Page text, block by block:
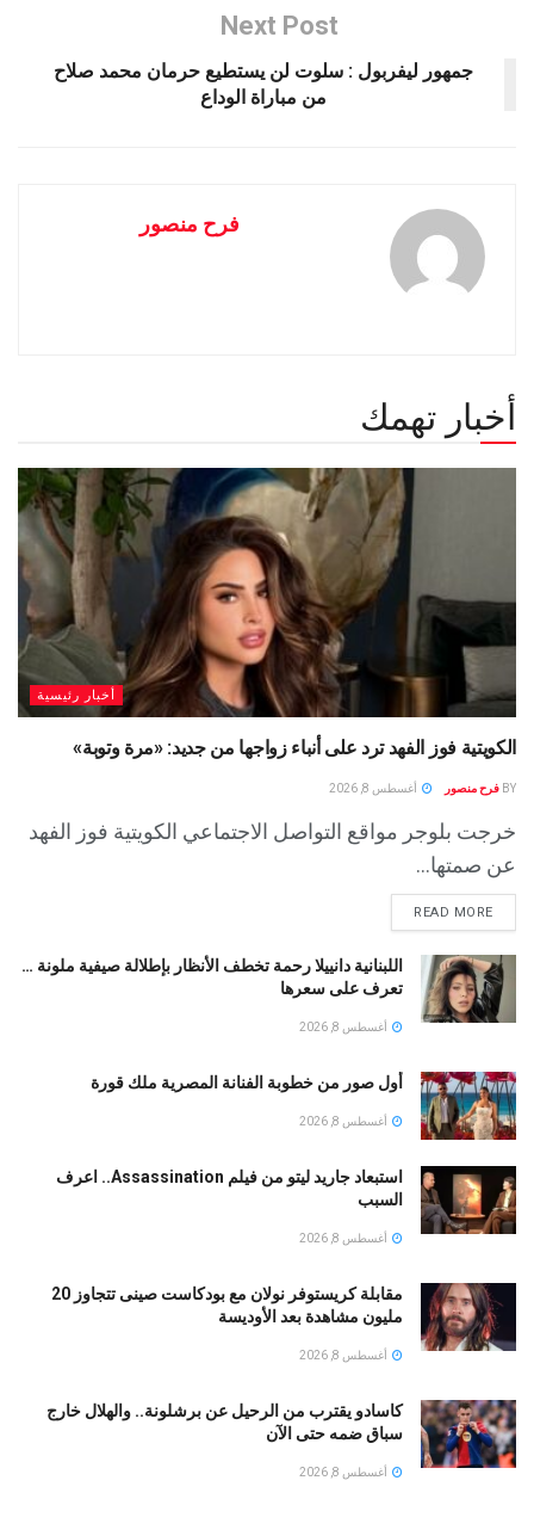
Next Post
جمهور ليفربول : سلوت لن يستطيع حرمان محمد صلاح
من مباراة الوداع
فرح منصور
أخبار تهمك
أخبار رئيسية
الكويتية فوز الفهد ترد على أنباء زواجها من جديد: «مرة وتوبة» ‏
BY فرح منصور أغسطس 8, 2026
خرجت بلوجر مواقع التواصل الاجتماعي الكويتية فوز الفهد
عن صمتها...
READ MORE
اللبنانية دانييلا رحمة تخطف الأنظار بإطلالة صيفية ملونة …
تعرف على سعرها
أغسطس 8, 2026
أول صور من خطوبة الفنانة المصرية ملك قورة
أغسطس 8, 2026
استبعاد جاريد ليتو من فيلم Assassination.. اعرف
السبب
أغسطس 8, 2026
مقابلة كريستوفر نولان مع بودكاست صينى تتجاوز 20
مليون مشاهدة بعد الأوديسة
أغسطس 8, 2026
كاسادو يقترب من الرحيل عن برشلونة.. والهلال خارج
سباق ضمه حتى الآن
أغسطس 8, 2026